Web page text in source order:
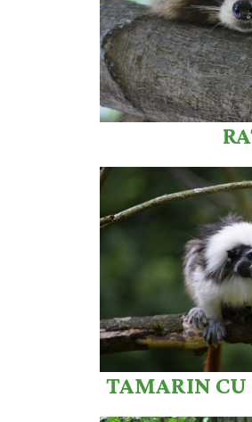
TAMARIN CU